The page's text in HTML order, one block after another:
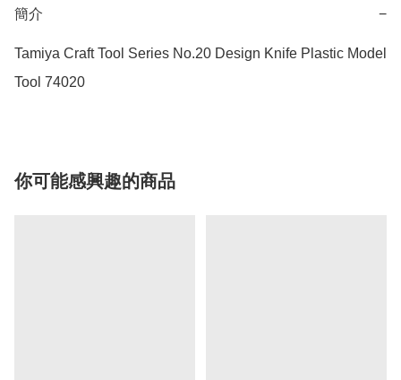
簡介 −
Tamiya Craft Tool Series No.20 Design Knife Plastic Model
Tool 74020
你可能感興趣的商品